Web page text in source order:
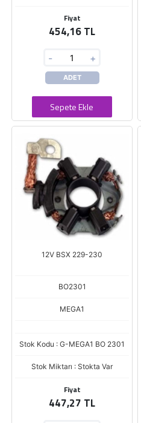
Fiyat
454,16 TL
- +
ADET
Sepete Ekle
12V BSX 229-230
BO2301
MEGA1
Stok Kodu : G-MEGA1 BO 2301
Stok Miktarı : Stokta Var
Fiyat
447,27 TL